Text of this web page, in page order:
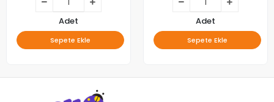
Adet
Sepete Ekle
Adet
Sepete Ekle